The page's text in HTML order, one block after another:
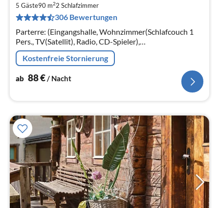
5 Gäste90 m22 Schlafzimmer
306 Bewertungen
Parterre: (Eingangshalle, Wohnzimmer(Schlafcouch 1
Pers., TV(Satellit), Radio, CD-Spieler),
Wohnküche(Radio, Wasserkocher, Kaffeemaschine,
Backofen, Mikrowelle, Spülmaschine)
Kostenfreie Stornierung
ab 88€/ Nacht